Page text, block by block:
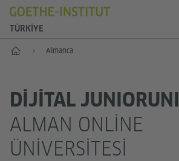
TÜRKIYE
Anasayfa Almanca
DIJITAL JUNIORUNI
ALMAN ONLINE
ÜNIVERSITESI